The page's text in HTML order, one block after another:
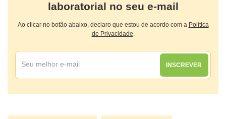
laboratorial no seu e-mail
Ao clicar no botão abaixo, declaro que estou de acordo com a Política
de Privacidade.
INSCREVER